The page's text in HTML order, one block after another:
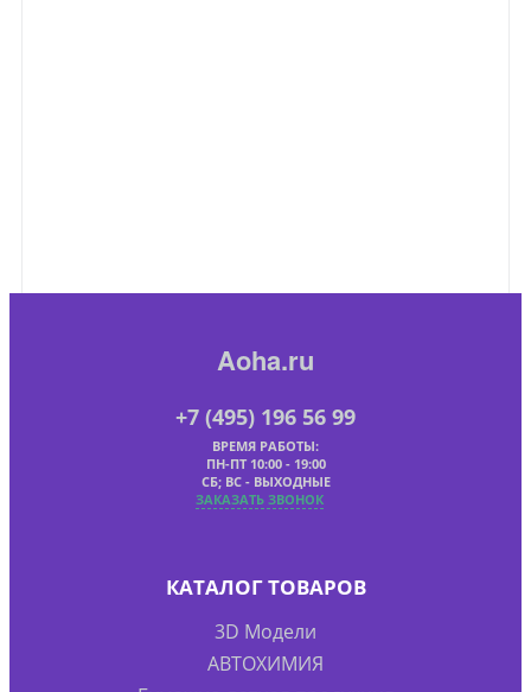
Aoha.ru
+7 (495) 196 56 99
ВРЕМЯ РАБОТЫ:
ПН-ПТ 10:00 - 19:00
СБ; ВС - ВЫХОДНЫЕ
ЗАКАЗАТЬ ЗВОНОК
КАТАЛОГ ТОВАРОВ
3D Модели
АВТОХИМИЯ